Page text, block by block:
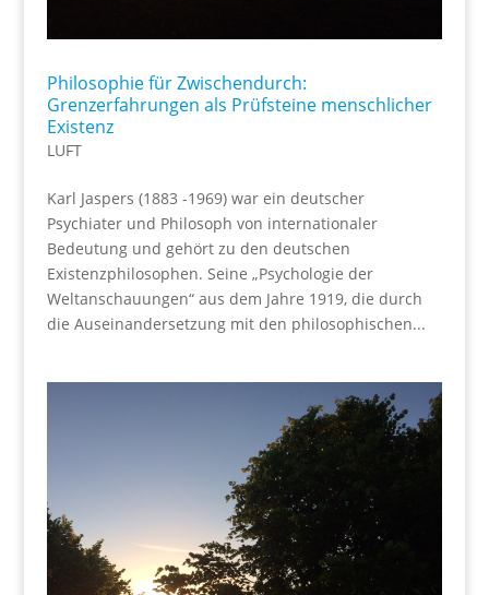
Philosophie für Zwischendurch:
Grenzerfahrungen als Prüfsteine menschlicher
Existenz
LUFT
Karl Jaspers (1883 -1969) war ein deutscher
Psychiater und Philosoph von internationaler
Bedeutung und gehört zu den deutschen
Existenzphilosophen. Seine „Psychologie der
Weltanschauungen“ aus dem Jahre 1919, die durch
die Auseinandersetzung mit den philosophischen...